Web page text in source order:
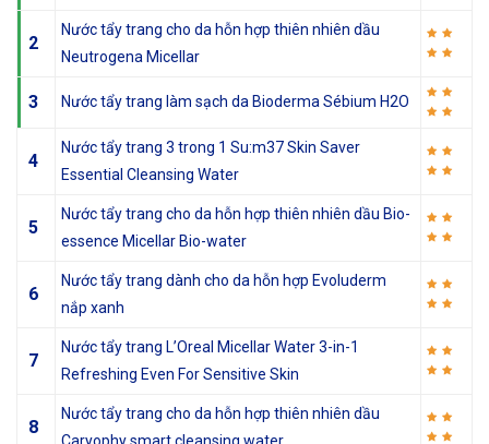
2
Nước tẩy trang cho da hỗn hợp thiên nhiên dầu
Neutrogena Micellar
3 Nước tẩy trang làm sạch da Bioderma Sébium H2O
4
Nước tẩy trang 3 trong 1 Su:m37 Skin Saver
Essential Cleansing Water
5
Nước tẩy trang cho da hỗn hợp thiên nhiên dầu Bio-
essence Micellar Bio-water
6
Nước tẩy trang dành cho da hỗn hợp Evoluderm
nắp xanh
7
Nước tẩy trang L’Oreal Micellar Water 3-in-1
Refreshing Even For Sensitive Skin
8
Nước tẩy trang cho da hỗn hợp thiên nhiên dầu